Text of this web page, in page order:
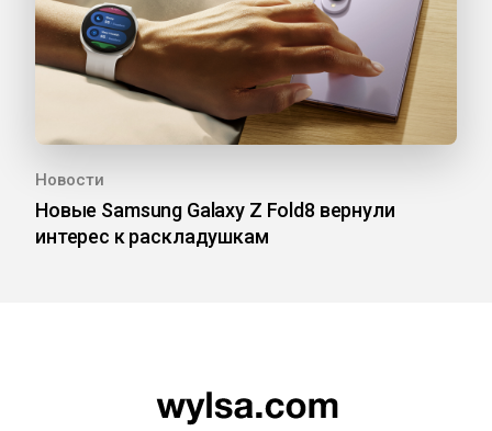
Новости
Новые Samsung Galaxy Z Fold8 вернули
интерес к раскладушкам